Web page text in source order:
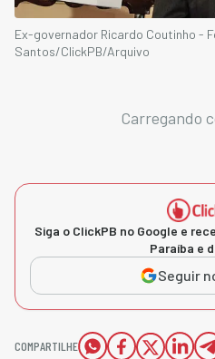
Ex-governador Ricardo Coutinho -
Santos/ClickPB/Arquivo
Carregando
Siga o ClickPB no Google e
Paraíba e
Seguir
COMPARTILHE